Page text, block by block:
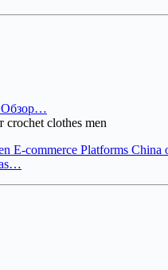
Обзор…
crochet clothes men
E-commerce Platforms China